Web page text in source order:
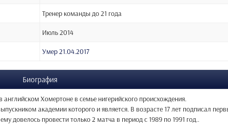
Тренер команды до 21 года
Июль 2014
Умер 21.04.2017
Биография
английском Хомертоне в семье нигерийского происхождения.
академии которого и является. В возрасте 17 лет подписал
довелось провести только 2 матча в период с 1989 по 1991 год..